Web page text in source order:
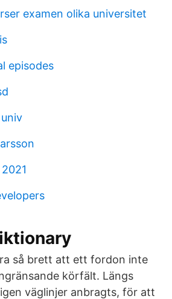
examen olika universitet
episodes
så brett att ett fordon inte
körfält. Längs
väglinjer anbragts, för att